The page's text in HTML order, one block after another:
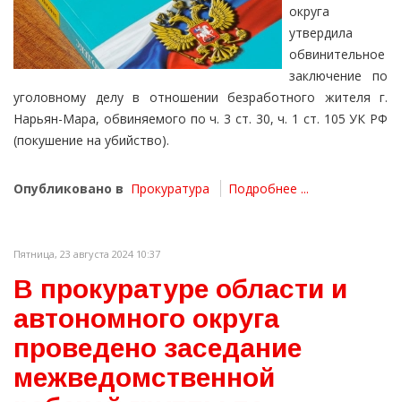
округа
утвердила
обвинительное
заключение по
уголовному делу в отношении безработного жителя г.
Нарьян-Мара, обвиняемого по ч. 3 ст. 30, ч. 1 ст. 105 УК РФ
(покушение на убийство).
Опубликовано в Прокуратура Подробнее ...
Пятница, 23 августа 2024 10:37
В прокуратуре области и
автономного округа
проведено заседание
межведомственной